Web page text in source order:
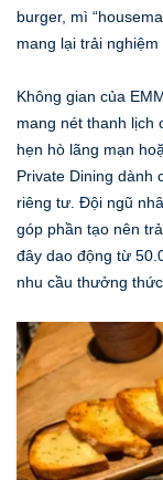
burger, mì
mang lại trải nghiệm
Không gian của
mang nét thanh lịch
hẹn hò lãng mạn
Private Dining dành
riêng tư. Đội ngũ
góp phần tạo nên
đây dao động từ
nhu cầu thưởng